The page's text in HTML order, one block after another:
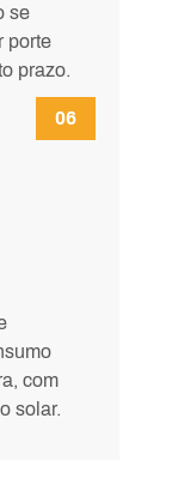
se
porte
prazo.
com
solar.